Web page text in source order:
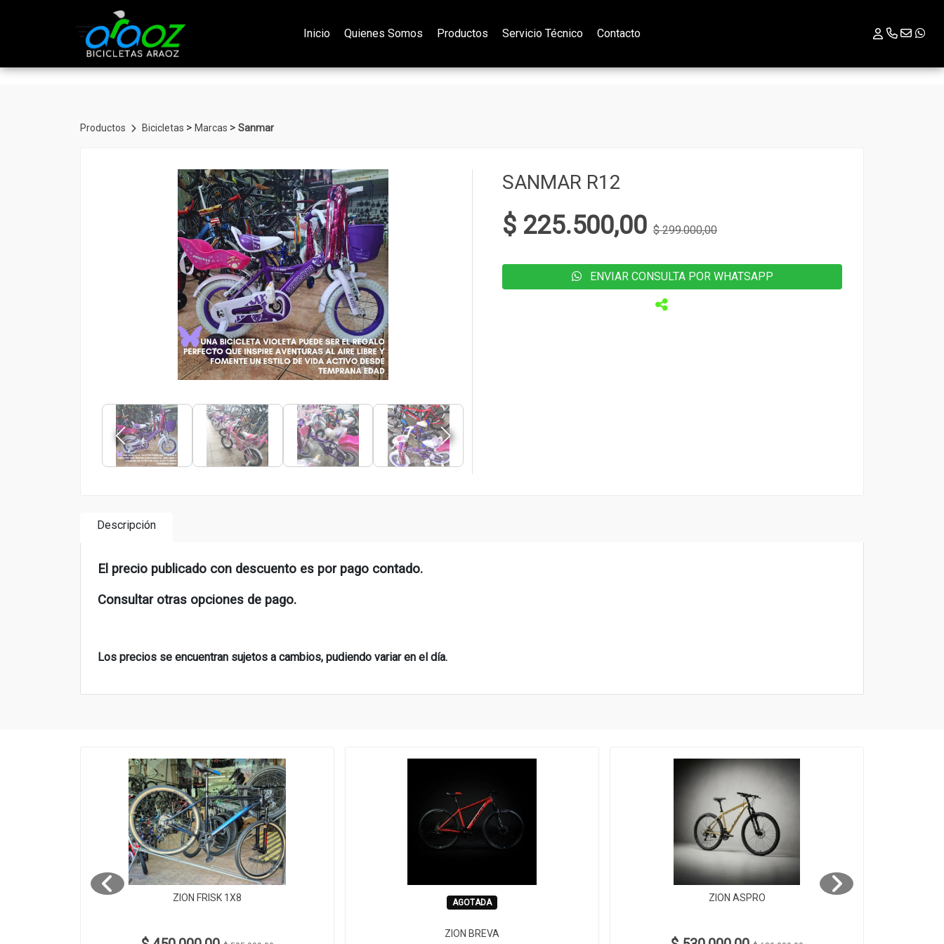
Inicio
Quienes Somos Productos Servicio Técnico Contacto
Productos Bicicletas > Marcas > Sanmar
SANMAR R12
$ 225.500,00 $ 299.000,00
ENVIAR CONSULTA POR WHATSAPP
Descripción
El precio publicado con descuento es por pago contado.
Consultar otras opciones de pago.
Los precios se encuentran sujetos a cambios, pudiendo variar en el día.
ZION FRISK 1X8 AGOTADA
ZION BREVA
ZION ASPRO